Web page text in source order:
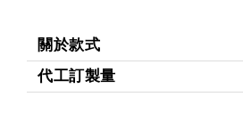
關於款式
代工訂製量